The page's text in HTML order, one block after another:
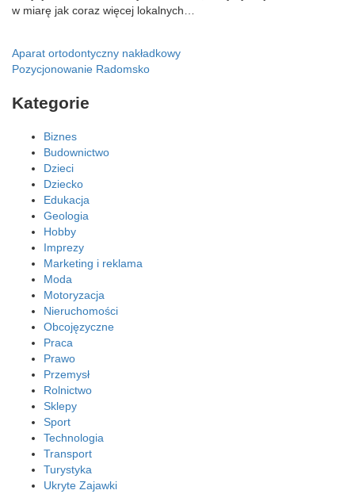
w miarę jak coraz więcej lokalnych…
Nawigacja
wpisu
Aparat ortodontyczny nakładkowy
Pozycjonowanie Radomsko
Kategorie
Biznes
Budownictwo
Dzieci
Dziecko
Edukacja
Geologia
Hobby
Imprezy
Marketing i reklama
Moda
Motoryzacja
Nieruchomości
Obcojęzyczne
Praca
Prawo
Przemysł
Rolnictwo
Sklepy
Sport
Technologia
Transport
Turystyka
Ukryte Zajawki